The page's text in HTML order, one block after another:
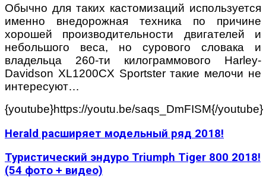
Обычно для таких кастомизаций используется
именно внедорожная техника по причине
хорошей производительности двигателей и
небольшого веса, но сурового словака и
владельца 260-ти килограммового Harley-
Davidson XL1200CX Sportster такие мелочи не
интересуют…
{youtube}https://youtu.be/saqs_DmFISM{/youtube}
Herald расширяет модельный ряд 2018!
Туристический эндуро Triumph Tiger 800 2018!
(54 фото + видео)